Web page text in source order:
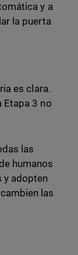
y a
la puerta
es clara.
Etapa 3 no
las
humanos
y adopten
las